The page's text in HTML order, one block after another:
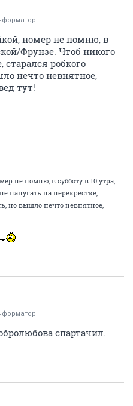
номер не помню, в
Фрунзе. Чтоб никого
старался робкого
нечто невнятное,
тут!
не помню, в субботу в 10 утра,
напугать на перекрестке,
но вышло нечто невнятное,
спартачил.